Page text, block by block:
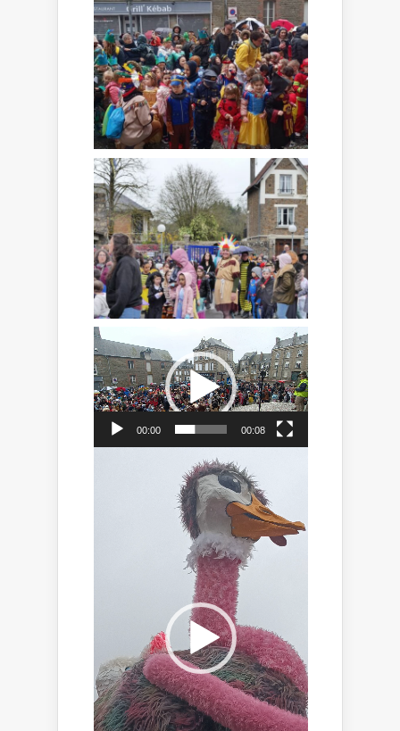
Lecteur
vidéo
00:00 00:08
Lecteur